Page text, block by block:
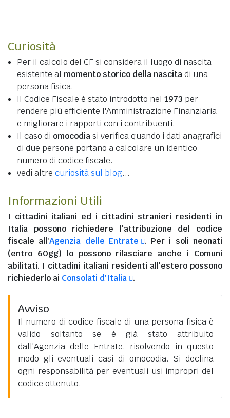
Curiosità
Per il calcolo del CF si considera il luogo di nascita
esistente al momento storico della nascitadi una
persona fisica.
Il Codice Fiscale è stato introdotto nel 1973 per
rendere più efficiente l'Amministrazione Finanziaria
e migliorare i rapporti con i contribuenti.
Il caso di omocodiasi verifica quando i dati anagrafici
di due persone portano a calcolare un identico
numero di codice fiscale.
vedi altre curiosità sul blog...
Informazioni Utili
I cittadini italiani ed i cittadini stranieri residenti in
Italia possono richiedere l'attribuzione del codice
fiscale all'Agenzia delle Entrate
. Per i soli neonati
(entro 60gg) lo possono rilasciare anche i Comuni
abilitati. I cittadini italiani residenti all'esteropossono
richiederlo ai Consolati d'Italia .
Avviso
Il numero di codice fiscale di una persona fisica è
valido soltanto se è già stato attribuito
dall'Agenzia delle Entrate, risolvendo in questo
modo gli eventuali casi di omocodia. Si declina
ogni responsabilità per eventuali usi impropri del
codice ottenuto.